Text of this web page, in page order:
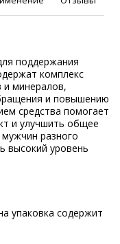
поддержания
комплекс
и минералов,
и повышению
средства помогает
и улучшить общее
разного
высокий уровень
упаковка содержит